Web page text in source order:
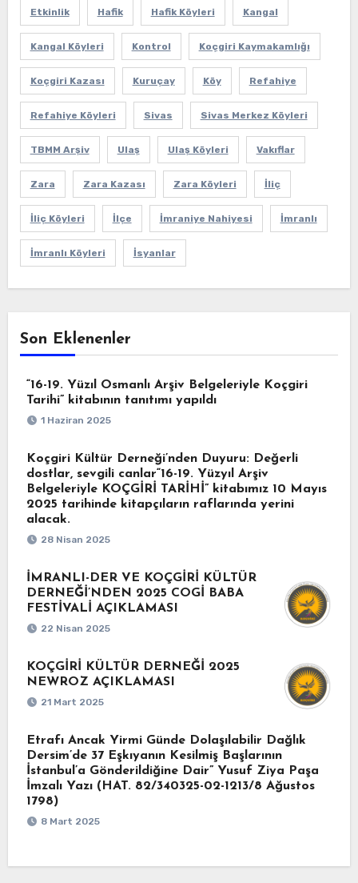
Etkinlik Hafik Hafik Köyleri Kangal
Kangal Köyleri Kontrol Koçgiri Kaymakamlığı
Koçgiri Kazası Kuruçay Köy Refahiye
Refahiye Köyleri Sivas Sivas Merkez Köyleri
TBMM Arşiv Ulaş Ulaş Köyleri Vakıflar
Zara Zara Kazası Zara Köyleri İliç
İliç Köyleri İlçe İmraniye Nahiyesi İmranlı
İmranlı Köyleri İsyanlar
Son Eklenenler
“16-19. Yüzıl Osmanlı Arşiv Belgeleriyle Koçgiri
Tarihi” kitabının tanıtımı yapıldı
1 Haziran 2025
Koçgiri Kültür Derneği’nden Duyuru: Değerli
dostlar, sevgili canlar“16-19. Yüzyıl Arşiv
Belgeleriyle KOÇGİRİ TARİHİ” kitabımız 10 Mayıs
2025 tarihinde kitapçıların raflarında yerini
alacak.
28 Nisan 2025
İMRANLI-DER VE KOÇGİRİ KÜLTÜR
DERNEĞİ’NDEN 2025 COGİ BABA
FESTİVALİ AÇIKLAMASI
22 Nisan 2025
KOÇGİRİ KÜLTÜR DERNEĞİ 2025
NEWROZ AÇIKLAMASI
21 Mart 2025
Etrafı Ancak Yirmi Günde Dolaşılabilir Dağlık
Dersim’de 37 Eşkıyanın Kesilmiş Başlarının
İstanbul’a Gönderildiğine Dair” Yusuf Ziya Paşa
İmzalı Yazı (HAT. 82/340325-02-1213/8 Ağustos
1798)
8 Mart 2025